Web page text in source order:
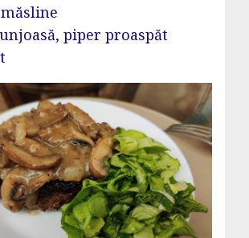
piper proaspăt